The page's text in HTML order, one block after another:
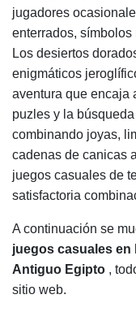
jugadores
enterrados,
Los desiertos
enigmáticos
aventura que encaja
puzles y la
combinando joyas,
cadenas de canicas
juegos casuales de
satisfactoria
A continuación se
juegos casuales en
Antiguo Egipto ,
sitio web.